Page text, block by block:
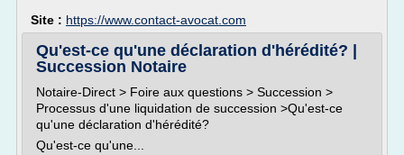
Site : https://www.contact-avocat.com
Qu'est-ce qu'une déclaration d'hérédité? |
Succession Notaire
Notaire-Direct > Foire aux questions > Succession >
Processus d'une liquidation de succession >Qu'est-ce
qu'une déclaration d'hérédité?
Qu'est-ce qu'une...